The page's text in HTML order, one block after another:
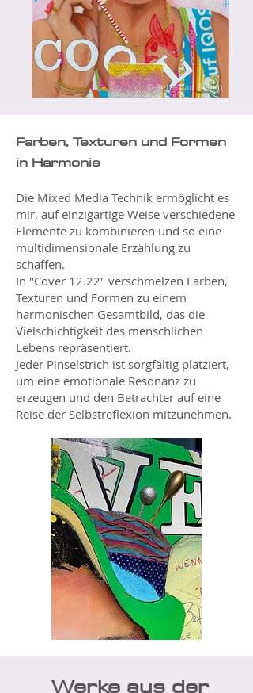
Farben, Texturen und Formen
in Harmonie
Die Mixed Media Technik ermöglicht es
mir, auf einzigartige Weise verschiedene
Elemente zu kombinieren und so eine
multidimensionale Erzählung zu
schaffen.
In "Cover 12.22" verschmelzen Farben,
Texturen und Formen zu einem
harmonischen Gesamtbild, das die
Vielschichtigkeit des menschlichen
Lebens repräsentiert.
Jeder Pinselstrich ist sorgfältig platziert,
um eine emotionale Resonanz zu
erzeugen und den Betrachter auf eine
Reise der Selbstreflexion mitzunehmen.
Werke aus der